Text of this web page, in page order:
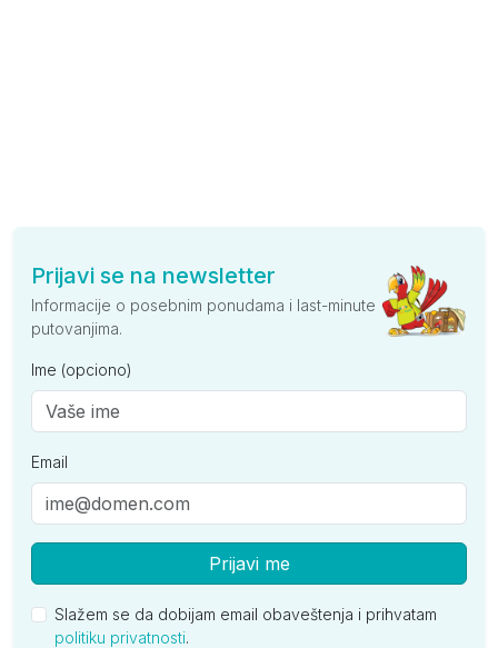
Prijavi se na newsletter
Informacije o posebnim ponudama i last-minute
putovanjima.
Ime (opciono)
Email
Prijavi me
Slažem se da dobijam email obaveštenja i prihvatam
politiku privatnosti.